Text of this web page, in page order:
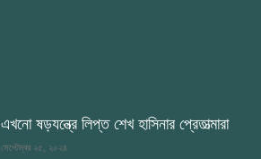
এখনো ষড়যন্ত্রে লিপ্ত শেখ হাসিনার প্রেতাত্মারা
সেপ্টেম্বর ২৫, ২০২৪